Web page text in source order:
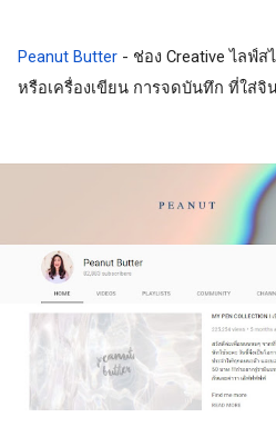
Peanut Butter - ช่อง Creative ไลฟ์ส
หรือเครื่องเขียน การจดบันทึก ที่ใส่จิ